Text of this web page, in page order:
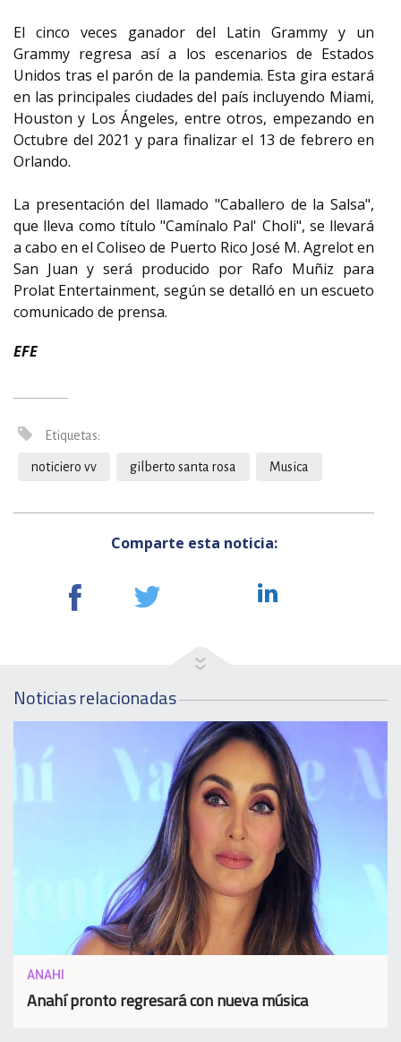
El cinco veces ganador del Latin Grammy y un
Grammy regresa así a los escenarios de Estados
Unidos tras el parón de la pandemia. Esta gira estará
en las principales ciudades del país incluyendo Miami,
Houston y Los Ángeles, entre otros, empezando en
Octubre del 2021 y para finalizar el 13 de febrero en
Orlando.
La presentación del llamado "Caballero de la Salsa",
que lleva como título "Camínalo Pal' Choli", se llevará
a cabo en el Coliseo de Puerto Rico José M. Agrelot en
San Juan y será producido por Rafo Muñiz para
Prolat Entertainment, según se detalló en un escueto
comunicado de prensa.
EFE
Etiquetas:
noticiero vv gilberto santa rosa Musica
Comparte esta noticia:
Noticias relacionadas
ANAHI
Anahí pronto regresará con nueva música